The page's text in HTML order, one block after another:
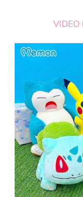
VIDEO